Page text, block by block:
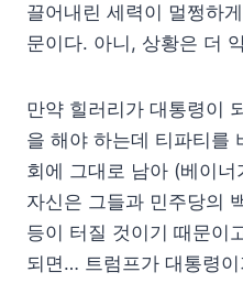
끌어내린 세력이 멀쩡하
문이다. 아니, 상황은 더
만약 힐러리가 대통령이
을 해야 하는데 티파티를
회에 그대로 남아 (베이
자신은 그들과 민주당의
등이 터질 것이기 때문이
되면… 트럼프가 대통령